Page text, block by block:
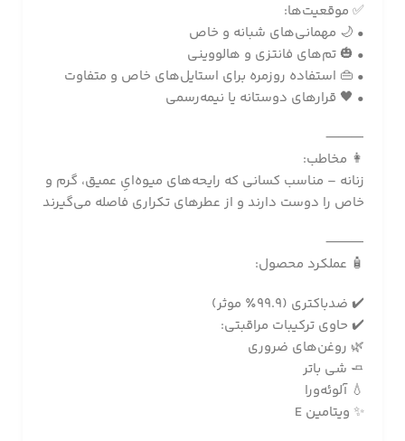
✅ موقعیت‌ها:
• 🌙 مهمانی‌های شبانه و خاص
• 🎃 تم‌های فانتزی و هالووینی
• 👜 استفاده روزمره برای استایل‌های خاص و متفاوت
• 🖤 قرارهای دوستانه یا نیمه‌رسمی
⸻
👩 مخاطب:
زنانه – مناسب کسانی که رایحه‌های میوه‌ایِ عمیق، گرم و
خاص را دوست دارند و از عطرهای تکراری فاصله می‌گیرند
⸻
🧴 عملکرد محصول:
✔️ ضدباکتری (99.9٪ موثر)
✔️ حاوی ترکیبات مراقبتی:
🌿 روغن‌های ضروری
🧈 شی باتر
💧 آلوئه‌ورا
✨ ویتامین E